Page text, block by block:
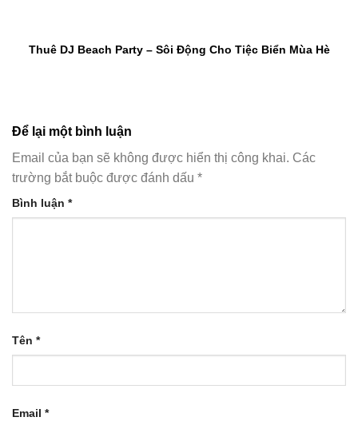
Thuê DJ Beach Party – Sôi Động Cho Tiệc Biển Mùa Hè
Để lại một bình luận
Email của bạn sẽ không được hiển thị công khai. Các
trường bắt buộc được đánh dấu *
Bình luận *
Tên *
Email *